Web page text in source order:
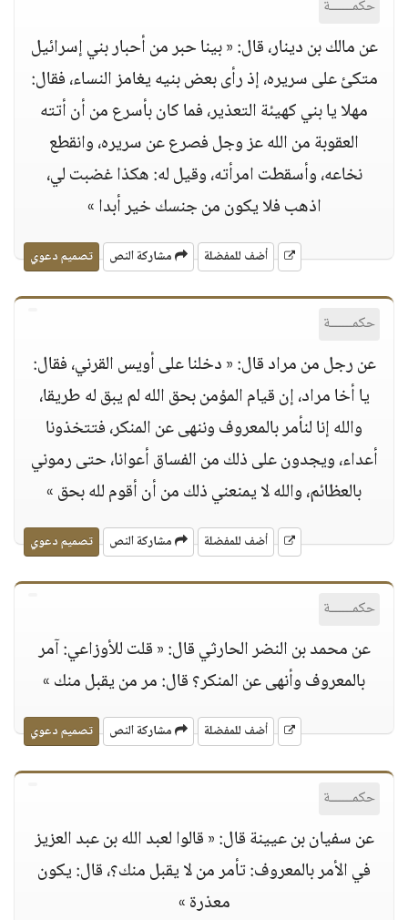
حكمــــــة
عن مالك بن دينار، قال: « بينا حبر من أحبار بني إسرائيل
متكئ على سريره، إذ رأى بعض بنيه يغامز النساء، فقال:
مهلا يا بني كهيئة التعذير، فما كان بأسرع من أن أتته
العقوبة من الله عز وجل فصرع عن سريره، وانقطع
نخاعه، وأسقطت امرأته، وقيل له: هكذا غضبت لي،
اذهب فلا يكون من جنسك خير أبدا »
أضف للمفضلة مشاركة النص تصميم دعوي
حكمــــــة
عن رجل من مراد قال: « دخلنا على أويس القرني، فقال:
يا أخا مراد، إن قيام المؤمن بحق الله لم يبق له طريقا،
والله إنا لنأمر بالمعروف وننهى عن المنكر، فتتخذونا
أعداء، ويجدون على ذلك من الفساق أعوانا، حتى رموني
بالعظائم، والله لا يمنعني ذلك من أن أقوم لله بحق »
أضف للمفضلة مشاركة النص تصميم دعوي
حكمــــــة
عن محمد بن النضر الحارثي قال: « قلت للأوزاعي: آمر
بالمعروف وأنهى عن المنكر؟ قال: مر من يقبل منك »
أضف للمفضلة مشاركة النص تصميم دعوي
حكمــــــة
عن سفيان بن عيينة قال: « قالوا لعبد الله بن عبد العزيز
في الأمر بالمعروف: تأمر من لا يقبل منك؟، قال: يكون
معذرة »